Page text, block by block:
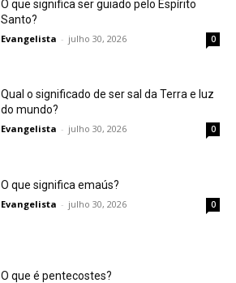
O que significa ser guiado pelo Espírito
Santo?
Evangelista - julho 30, 2026 0
Qual o significado de ser sal da Terra e luz
do mundo?
Evangelista - julho 30, 2026 0
O que significa emaús?
Evangelista - julho 30, 2026 0
O que é pentecostes?